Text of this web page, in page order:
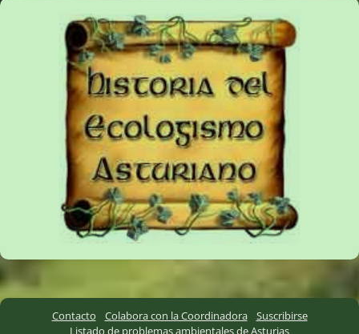
Contacto Colabora con la Coordinadora
Suscribirse